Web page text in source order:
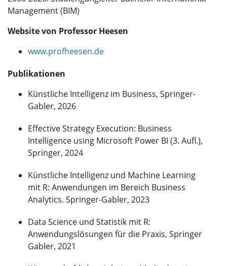
Management (BIM)
Website von Professor Heesen
www.profheesen.de
Publikationen
Künstliche Intelligenz im Business, Springer-
Gabler, 2026
Effective Strategy Execution: Business
Intelligence using Microsoft Power BI (3. Aufl.),
Springer, 2024
Künstliche Intelligenz und Machine Learning
mit R: Anwendungen im Bereich Business
Analytics. Springer-Gabler, 2023
Data Science und Statistik mit R:
Anwendungslösungen für die Praxis, Springer
Gabler, 2021